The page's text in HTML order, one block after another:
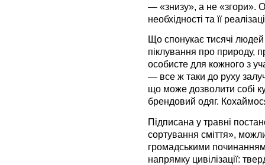
— «знизу», а не «згори».
необхідності та її
Що спонукає тисячі
піклування про природу,
особисте для кожного з
— все ж таки до руху
що може дозволити собі
брендовий одяг.
Підписана у травні
сортування сміття»,
громадськими
напрямку цивілізації: